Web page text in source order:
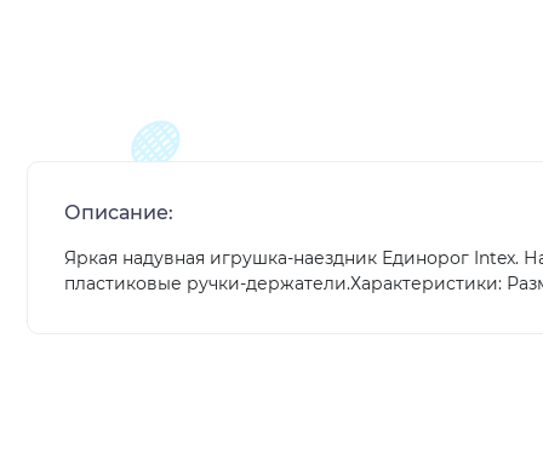
Описание:
Яркая надувная игрушка-наездник Единорог Intex.
пластиковые ручки-держатели.Характеристики: